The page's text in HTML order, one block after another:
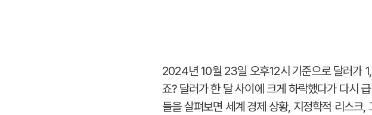
2024년 10월 23일 오후12시 기준으로 달러가
죠? 달러가 한 달 사이에 크게 하락했다가 다시
들을 살펴보면 세계 경제 상황, 지정학적 리스크